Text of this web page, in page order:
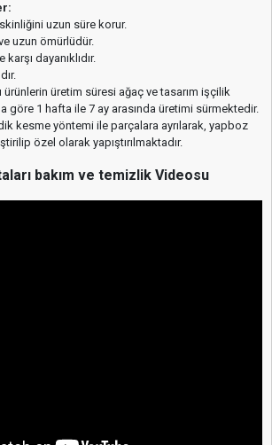
uzun süre korur.
uzun ömürlüdür.
dayanıklıdır.
ürünlerin üretim süresi ağaç ve tasarım işçilik
göre 1 hafta ile 7 ay arasında üretimi sürmektedir.
kesme yöntemi ile parçalara ayrılarak, yapboz
özel olarak yapıştırılmaktadır.
bakım ve temizlik Videosu